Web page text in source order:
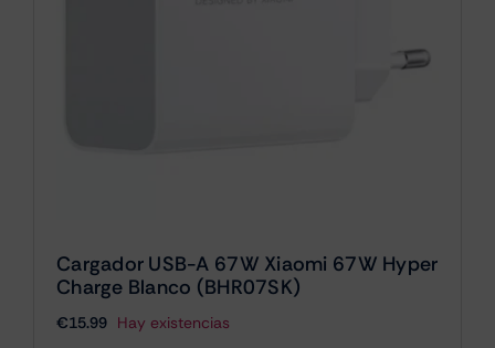
Cargador USB-A 67W Xiaomi 67W Hyper
Charge Blanco (BHR07SK)
€15.99 Hay existencias